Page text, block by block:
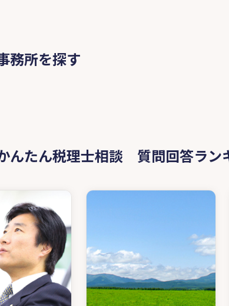
務所を探す
んたん税理士相談 質問回答ラン